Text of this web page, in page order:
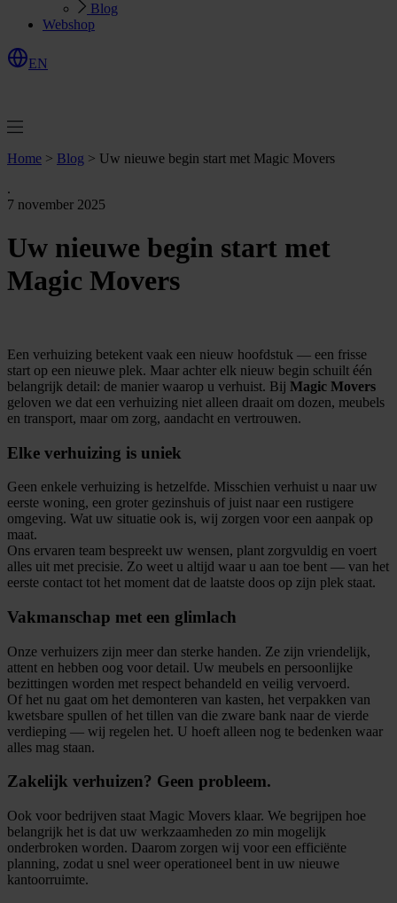
Blog
Webshop
EN
Home > Blog > Uw nieuwe begin start met Magic Movers
.
7 november 2025
Uw nieuwe begin start met
Magic Movers
Een verhuizing betekent vaak een nieuw hoofdstuk — een frisse
start op een nieuwe plek. Maar achter elk nieuw begin schuilt één
belangrijk detail: de manier waarop u verhuist. Bij Magic Movers
geloven we dat een verhuizing niet alleen draait om dozen, meubels
en transport, maar om zorg, aandacht en vertrouwen.
Elke verhuizing is uniek
Geen enkele verhuizing is hetzelfde. Misschien verhuist u naar uw
eerste woning, een groter gezinshuis of juist naar een rustigere
omgeving. Wat uw situatie ook is, wij zorgen voor een aanpak op
maat.
Ons ervaren team bespreekt uw wensen, plant zorgvuldig en voert
alles uit met precisie. Zo weet u altijd waar u aan toe bent — van het
eerste contact tot het moment dat de laatste doos op zijn plek staat.
Vakmanschap met een glimlach
Onze verhuizers zijn meer dan sterke handen. Ze zijn vriendelijk,
attent en hebben oog voor detail. Uw meubels en persoonlijke
bezittingen worden met respect behandeld en veilig vervoerd.
Of het nu gaat om het demonteren van kasten, het verpakken van
kwetsbare spullen of het tillen van die zware bank naar de vierde
verdieping — wij regelen het. U hoeft alleen nog te bedenken waar
alles mag staan.
Zakelijk verhuizen? Geen probleem.
Ook voor bedrijven staat Magic Movers klaar. We begrijpen hoe
belangrijk het is dat uw werkzaamheden zo min mogelijk
onderbroken worden. Daarom zorgen wij voor een efficiënte
planning, zodat u snel weer operationeel bent in uw nieuwe
kantoorruimte.